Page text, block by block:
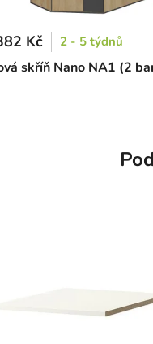
skříň Nano NA1 (2
Kč 2 - 5 týdnů